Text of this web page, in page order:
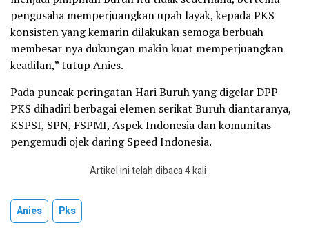
pengusaha memperjuangkan upah layak, kepada PKS
konsisten yang kemarin dilakukan semoga berbuah
membesar nya dukungan makin kuat memperjuangkan
keadilan,” tutup Anies.
Pada puncak peringatan Hari Buruh yang digelar DPP
PKS dihadiri berbagai elemen serikat Buruh diantaranya,
KSPSI, SPN, FSPMI, Aspek Indonesia dan komunitas
pengemudi ojek daring Speed Indonesia.
Artikel ini telah dibaca 4 kali
Anies Pks